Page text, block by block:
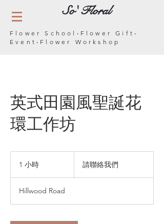
So' Floral
Flower School‧Flower Gift‧
Event‧Flower Workshop
英式田園風聖誕花
環工作坊
1 小時
我
請聯絡我們
Hillwood Road